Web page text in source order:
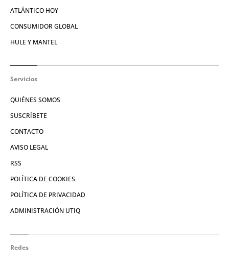
ATLÁNTICO HOY
CONSUMIDOR GLOBAL
HULE Y MANTEL
Servicios
QUIÉNES SOMOS
SUSCRÍBETE
CONTACTO
AVISO LEGAL
RSS
POLÍTICA DE COOKIES
POLÍTICA DE PRIVACIDAD
ADMINISTRACIÓN UTIQ
Redes